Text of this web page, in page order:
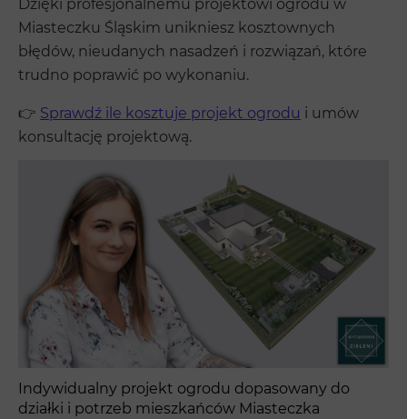
Dzięki profesjonalnemu projektowi ogrodu w
Miasteczku Śląskim unikniesz kosztownych
błędów, nieudanych nasadzeń i rozwiązań, które
trudno poprawić po wykonaniu.
👉 Sprawdź ile kosztuje projekt ogrodu i umów
konsultację projektową.
Indywidualny projekt ogrodu dopasowany do
działki i potrzeb mieszkańców Miasteczka